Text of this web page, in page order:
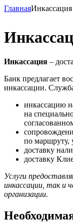
ГлавнаяИнкассация
Инкассация –
Банк предлагает
инкассации.
инкассацию
на
по маршруту,
доставку
доставку
Услуги
инкассации, так и
организации.